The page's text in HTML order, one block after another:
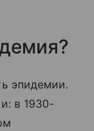
эпидемии.
в 1930-